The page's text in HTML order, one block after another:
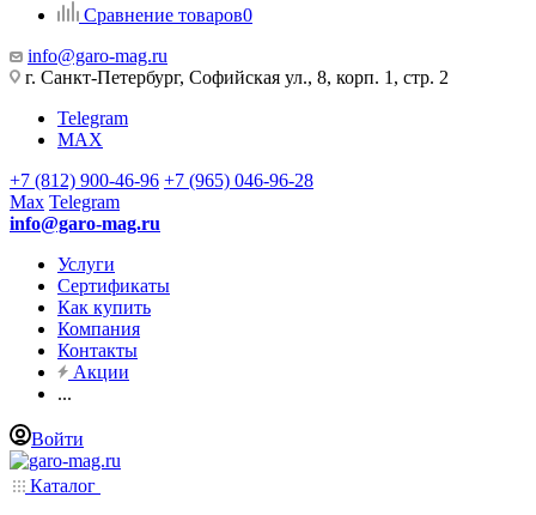
Сравнение товаров0
info@garo-mag.ru
г. Санкт-Петербург, Софийская ул., 8, корп. 1, стр. 2
Telegram
MAX
+7 (812) 900-46-96 +7 (965) 046-96-28
Max Telegram
info@garo-mag.ru
Услуги
Сертификаты
Как купить
Компания
Контакты
Акции
...
Войти
Каталог